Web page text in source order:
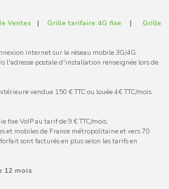
Ventes | Grille tarifaire 4G fixe | Grille
internet sur le réseau mobile 3G/4G
l'adresse postale d'installation renseignée lors de
vendue 150 € TTC ou louée 4€ TTC/mois.
fixe VoIP au tarif de 9 € TTC/mois.
et mobiles de France métropolitaine et vers 70
sont facturés en plus selon les tarifs en
12 mois